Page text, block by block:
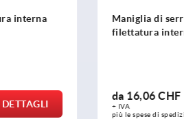
serraggio di sicurezza con
DETTAGLI